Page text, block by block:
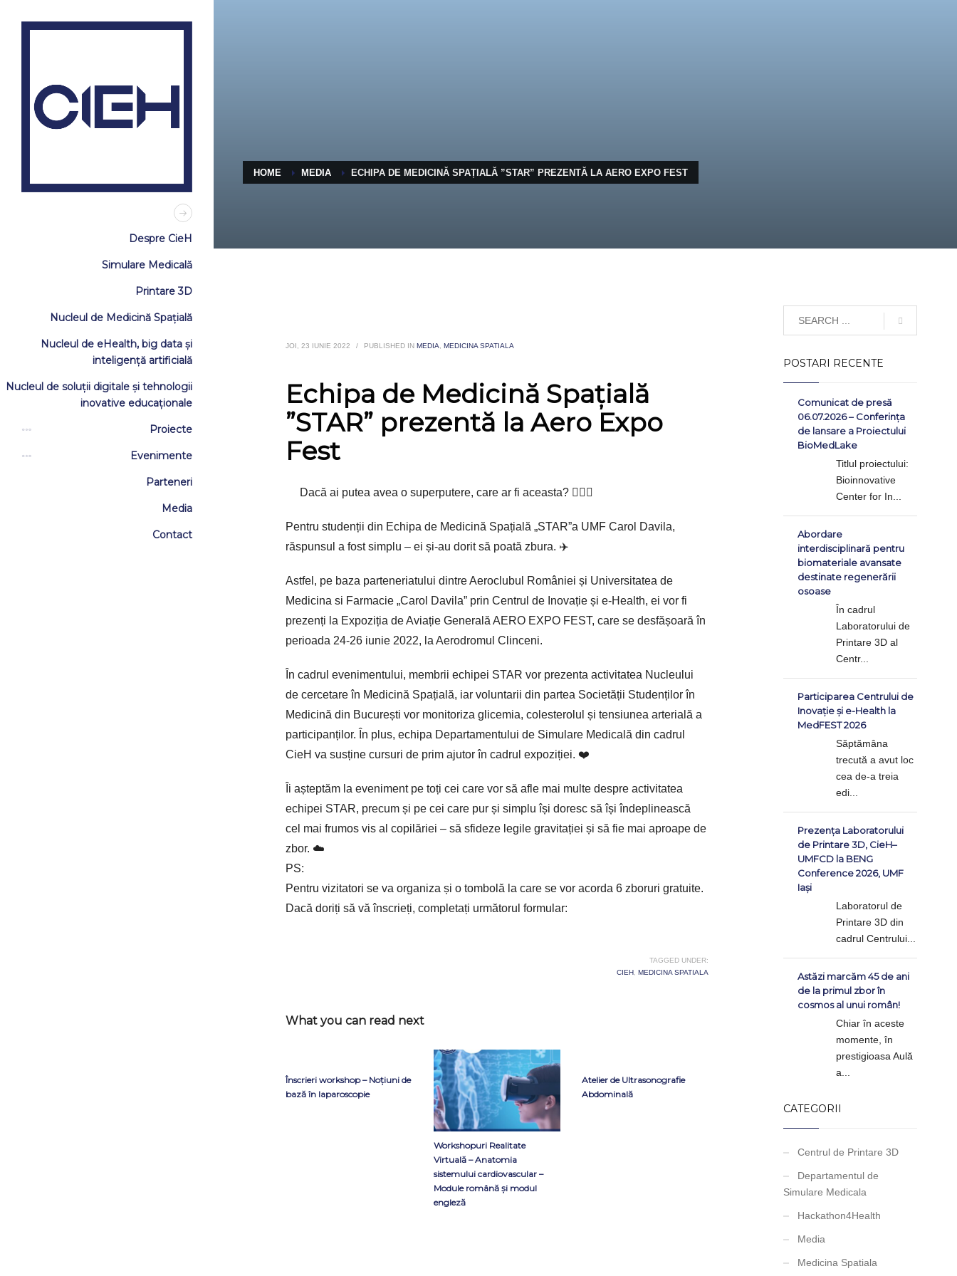
Despre CieH
Simulare Medicală
Printare 3D
Nucleul de Medicină Spațială
Nucleul de eHealth, big data și
inteligență artificială
Nucleul de soluții digitale și tehnologii
inovative educaționale
Proiecte
Evenimente
Parteneri
Media
Contact
HOME MEDIA ECHIPA DE MEDICINĂ SPAȚIALĂ ”STAR” PREZENTĂ LA AERO EXPO FEST
JOI, 23 IUNIE 2022 / PUBLISHED INMEDIA ,MEDICINA SPATIALA
Echipa de Medicină Spațială
”STAR” prezentă la Aero Expo
Fest
Dacă ai putea avea o superputere, care ar fi aceasta? 🦸🏼‍♀️
Pentru studenții din Echipa de Medicină Spațială „STAR”a UMF Carol Davila,
răspunsul a fost simplu – ei și-au dorit să poată zbura. ✈️
Astfel, pe baza parteneriatului dintre Aeroclubul României și Universitatea de
Medicina si Farmacie „Carol Davila” prin Centrul de Inovație și e-Health, ei vor fi
prezenți la Expoziția de Aviație Generală AERO EXPO FEST, care se desfășoară în
perioada 24-26 iunie 2022, la Aerodromul Clinceni.
În cadrul evenimentului, membrii echipei STAR vor prezenta activitatea Nucleului
de cercetare în Medicină Spațială, iar voluntarii din partea Societății Studenților în
Medicină din București vor monitoriza glicemia, colesterolul și tensiunea arterială a
participanților. În plus, echipa Departamentului de Simulare Medicală din cadrul
CieH va susține cursuri de prim ajutor în cadrul expoziției. ❤️
Îi așteptăm la eveniment pe toți cei care vor să afle mai multe despre activitatea
echipei STAR, precum și pe cei care pur și simplu își doresc să își îndeplinească
cel mai frumos vis al copilăriei – să sfideze legile gravitației și să fie mai aproape de
zbor. ☁️
PS:
Pentru vizitatori se va organiza și o tombolă la care se vor acorda 6 zboruri gratuite.
Dacă doriți să vă înscrieți, completați următorul formular:
TAGGED UNDER:
CIEH, MEDICINA SPATIALA
What you can read next
Înscrieri workshop – Noțiuni de
bază în laparoscopie
Workshopuri Realitate
Virtuală – Anatomia
sistemului cardiovascular –
Module română și modul
engleză
Atelier de Ultrasonografie
Abdominală
POSTARI RECENTE
Comunicat de presă
06.07.2026 – Conferința
de lansare a Proiectului
BioMedLake
Titlul proiectului:
Bioinnovative
Center for In...
Abordare
interdisciplinară pentru
biomateriale avansate
destinate regenerării
osoase
În cadrul
Laboratorului de
Printare 3D al
Centr...
Participarea Centrului de
Inovație și e-Health la
MedFEST 2026
Săptămâna
trecută a avut loc
cea de-a treia
edi...
Prezența Laboratorului
de Printare 3D, CieH–
UMFCD la BENG
Conference 2026, UMF
Iași
Laboratorul de
Printare 3D din
cadrul Centrului...
Astăzi marcăm 45 de ani
de la primul zbor în
cosmos al unui român!
Chiar în aceste
momente, în
prestigioasa Aulă
a...
CATEGORII
Centrul de Printare 3D
Departamentul de
Simulare Medicala
Hackathon4Health
Media
Medicina Spatiala